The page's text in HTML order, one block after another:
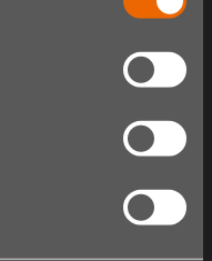
Catalogo Articoli